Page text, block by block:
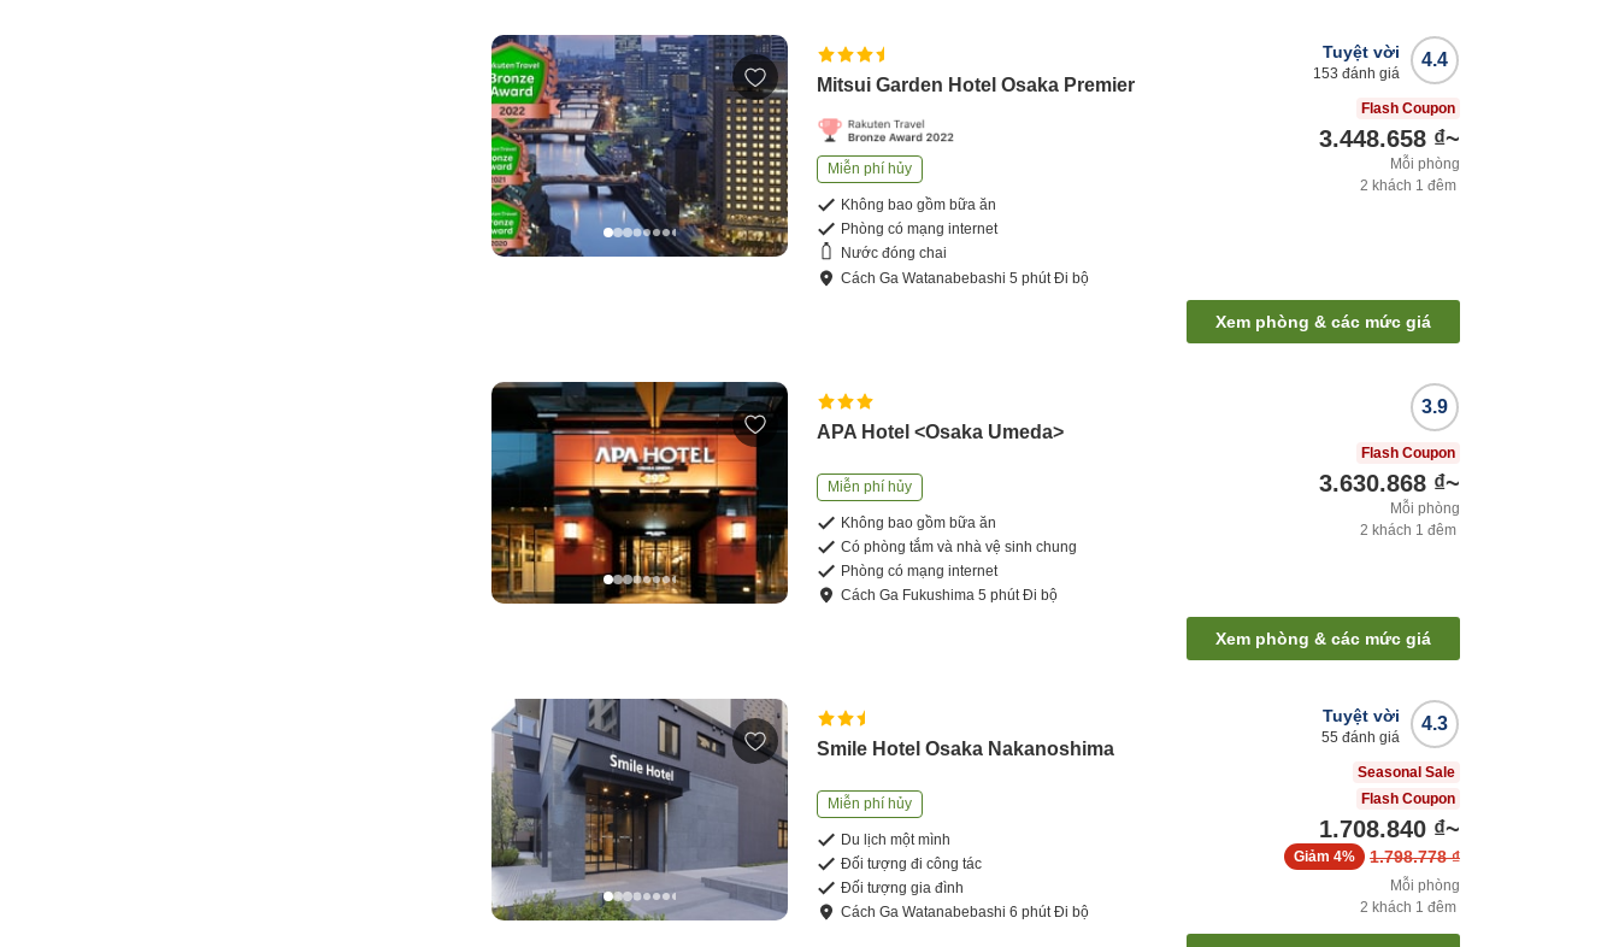
Mitsui Garden Hotel Osaka Premier
Miễn phí hủy
Không bao gồm bữa ăn
Phòng có mạng internet
Nước đóng chai
CáchGa Watanabebashi 5 phútĐi bộ
4.4
Tuyệt vời
153 đánh giá
Flash Coupon
3.448.658 ₫~
Mỗi phòng
2 khách 1 đêm
Xem phòng & các mức giá
APA Hotel <Osaka Umeda>
Miễn phí hủy
Không bao gồm bữa ăn
Có phòng tắm và nhà vệ sinh chung
Phòng có mạng internet
CáchGa Fukushima 5 phútĐi bộ
3.9
Flash Coupon
3.630.868 ₫~
Mỗi phòng
2 khách 1 đêm
Xem phòng & các mức giá
Smile Hotel Osaka Nakanoshima
Miễn phí hủy
Du lịch một mình
Đối tượng đi công tác
Đối tượng gia đình
CáchGa Watanabebashi 6 phútĐi bộ
4.3
Tuyệt vời
55 đánh giá
Seasonal Sale
Flash Coupon
1.708.840 ₫~
1.798.778 ₫
Giảm 4%
Mỗi phòng
2 khách 1 đêm